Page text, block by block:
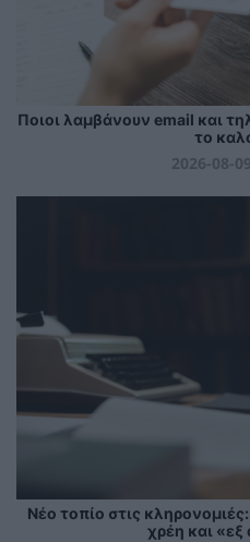
Ποιοι λαμβάνουν email και
το
2026-08-
Νέο τοπίο στις
χρέη και «εξ